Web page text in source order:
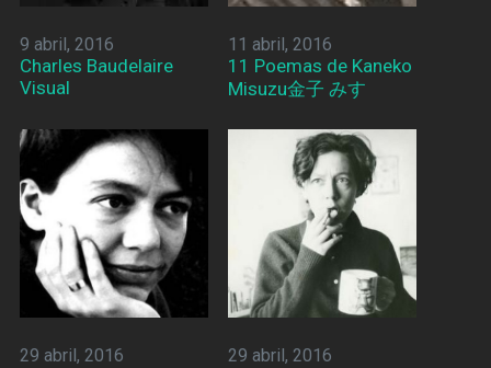
9 abril, 2016
Charles Baudelaire
Visual
11 abril, 2016
11 Poemas de Kaneko
Misuzu金子 みすゞ
29 abril, 2016 29 abril, 2016